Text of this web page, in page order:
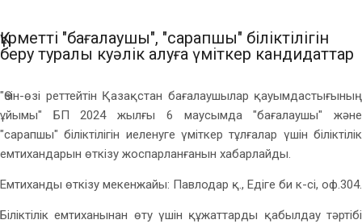
Құрметті "бағалаушы", "сарапшы" біліктілігін
беру туралы куәлік алуға үміткер кандидаттар
"Өзін-өзі реттейтін Қазақстан бағалаушылар қауымдастығының
ұйымы" БП 2024 жылғы 6 маусымда "бағалаушы" және
"сарапшы" біліктілігін иеленуге үміткер тұлғалар үшін біліктілік
емтихандарын өткізу жоспарланғанын хабарлайды.
Емтиханды өткізу мекенжайы: Павлодар қ., Едіге би к-сі, оф.304.
Біліктілік емтиханынан өту үшін құжаттарды қабылдау тәртібі